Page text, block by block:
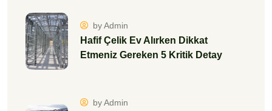
by Admin
Hafif Çelik Ev Alırken Dikkat
Etmeniz Gereken 5 Kritik Detay
by Admin